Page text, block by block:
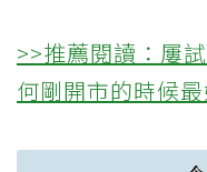
>>推薦閱讀：屢
何剛開市的時候最